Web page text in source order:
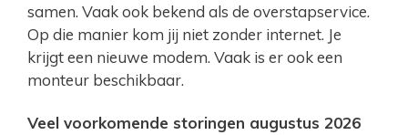
samen. Vaak ook bekend als de overstapservice.
Op die manier kom jij niet zonder internet. Je
krijgt een nieuwe modem. Vaak is er ook een
monteur beschikbaar.
Veel voorkomende storingen augustus 2026